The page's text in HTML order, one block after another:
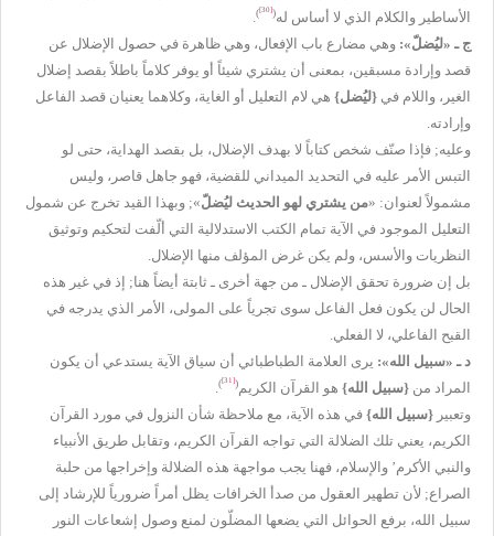
الأساطير والكلام الذي لا أساس له(
[30]
)
جـ «ليُضلّ»: وهي مضارع باب الإفعال، وهي ظاهرة في حصول الإضلال عن
قصد وإرادة مسبقين، بمعنى أن يشتري شيئاً أو يوفر كلاماً باطلاً بقصد إضلال
الغير، واللام في {ليُضل} هي لام التعليل أو الغاية، وكلاهما يعنيان قصد الفاعل
وإرادته.
وعليه; فإذا صنّف شخص كتاباً لا بهدف الإضلال، بل بقصد الهداية، حتى لو
التبس الأمر عليه في التحديد الميداني للقضية، فهو جاهل قاصر، وليس
مشمولاً لعنوان: «من يشتري لهو الحديث ليُضلّ»; وبهذا القيد تخرج عن شمول
التعليل الموجود في الآية تمام الكتب الاستدلالية التي ألّفت لتحكيم وتوثيق
النظريات والأسس، ولم يكن غرض المؤلف منها الإضلال.
بل إن ضرورة تحقق الإضلال ـ من جهة أخرى ـ ثابتة أيضاً هنا; إذ في غير هذه
الحال لن يكون فعل الفاعل سوى تجرياً على المولى، الأمر الذي يدرجه في
القبح الفاعلي، لا الفعلي.
د ـ «سبيل الله»: يرى العلامة الطباطبائي أن سياق الآية يستدعي أن يكون
المراد من {سبيل الله} هو القرآن الكريم(
[31]
)
وتعبير {سبيل الله} في هذه الآية، مع ملاحظة شأن النزول في مورد القرآن
الكريم، يعني تلك الضلالة التي تواجه القرآن الكريم، وتقابل طريق الأنبياء
والنبي الأكرم’ والإسلام، فهنا يجب مواجهة هذه الضلالة وإخراجها من حلبة
الصراع; لأن تطهير العقول من صدأ الخرافات يظل أمراً ضرورياً للإرشاد إلى
سبيل الله، برفع الحوائل التي يضعها المضلّون لمنع وصول إشعاعات النور